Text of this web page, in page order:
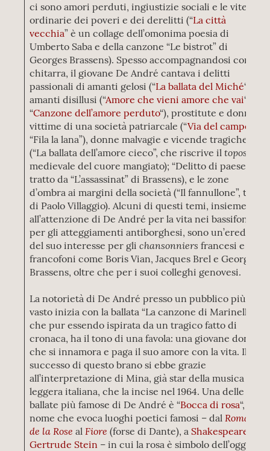
ci sono amori perduti, ingiustizie sociali e le vite
ordinarie dei poveri e dei derelitti (“La città
vecchia” è un collage dell’omonima poesia di
Umberto Saba e della canzone “Le bistrot” di
Georges Brassens). Spesso accompagnandosi con la
chitarra, il giovane De André cantava i delitti
passionali di amanti gelosi (“La ballata del Miché“), di
amanti disillusi (“Amore che vieni amore che vai“,
“Canzone dell’amore perduto“), prostitute e donne
vittime di una società patriarcale (“Via del campo
“Fila la lana”), donne malvagie e vicende tragiche
(“La ballata dell’amore cieco”, che riscrive iltopos
medievale del cuore mangiato); “Delitto di paese”,
tratto da “L’assassinat” di Brassens), e le zone
d’ombra ai margini della società (“Il fannullone”, testo
di Paolo Villaggio). Alcuni di questi temi, insieme
all’attenzione di De André per la vita nei bassifondi e
per gli atteggiamenti antiborghesi, sono un’eredità
del suo interesse per glichansonniers francesi e
francofoni come Boris Vian, Jacques Brel e George
Brassens, oltre che per i suoi colleghi genovesi.
La notorietà di De André presso un pubblico più
vasto inizia con la ballata “La canzone di Marinella”,
che pur essendo ispirata da un tragico fatto di
cronaca, ha il tono di una favola: una giovane donna
che si innamora e paga il suo amore con la vita. Il
successo di questo brano si ebbe grazie
all’interpretazione di Mina, già star della musica
leggera italiana, che la incise nel 1964. Una delle
ballate più famose di De André è “Bocca di rosa“,
nome che evoca luoghi poetici famosi – dalRoman
de la Rose alFiore (forse di Dante), a Shakespeare
Gertrude Stein – in cui la rosa è simbolo dell’oggetto